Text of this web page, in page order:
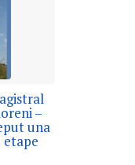
–
una
etape